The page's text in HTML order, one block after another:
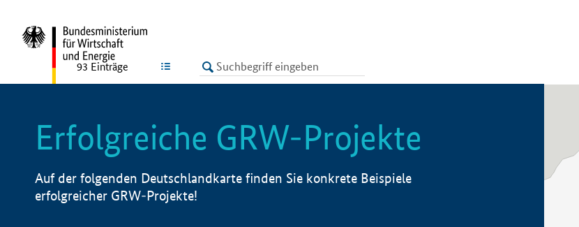
LISTE
93 Einträge
Erfolgreiche GRW-Projekte
Auf der folgenden Deutschlandkarte finden Sie konkrete Beispiele
erfolgreicher GRW-Projekte!